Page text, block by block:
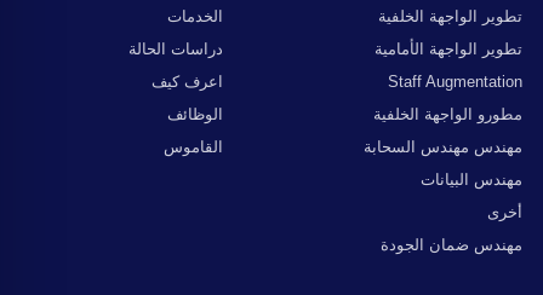
الخدمات
دراسات الحالة
اعرف كيف
الوظائف
القاموس
تطوير الواجهة الخلفية
تطوير الواجهة الأمامية
Staff Augmentation
مطورو الواجهة الخلفية
مهندس مهندس السحابة
مهندس البيانات
أخرى
مهندس ضمان الجودة